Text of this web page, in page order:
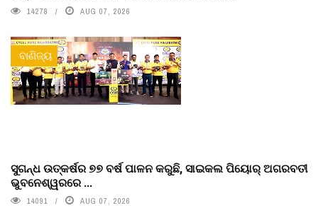
14278 AUG 07, 2026
ବାଣିଜ୍ୟ
ସୁଗନ୍ଧ ଉତ୍କର୍ଷର ୭୭ ବର୍ଷ ପାଳନ କରୁଛି, ସାଇକଲ ପିୟୋର୍‌ ଅଗରବତୀ
ଭୁବନେଶ୍ୱରରେ ...
14091 AUG 07, 2026